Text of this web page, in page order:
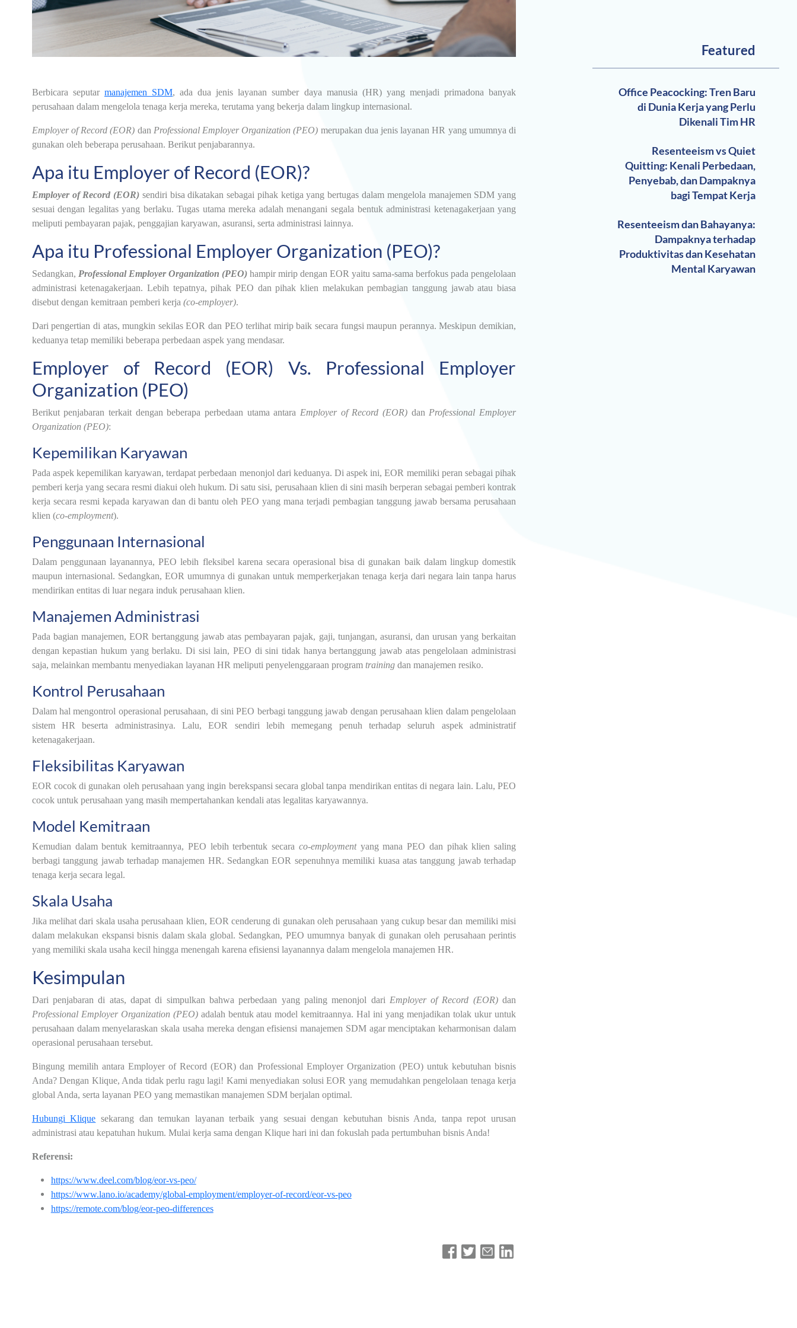
Berbicara seputar manajemen SDM, ada dua jenis layanan sumber daya manusia (HR) yang menjadi primadona banyak
perusahaan dalam mengelola tenaga kerja mereka, terutama yang bekerja dalam lingkup internasional.
Employer of Record (EOR) dan Professional Employer Organization (PEO) merupakan dua jenis layanan HR yang umumnya di
gunakan oleh beberapa perusahaan. Berikut penjabarannya.
Apa itu Employer of Record (EOR)?
Employer of Record (EOR) sendiri bisa dikatakan sebagai pihak ketiga yang bertugas dalam mengelola manajemen SDM yang
sesuai dengan legalitas yang berlaku. Tugas utama mereka adalah menangani segala bentuk administrasi ketenagakerjaan yang
meliputi pembayaran pajak, penggajian karyawan, asuransi, serta administrasi lainnya.
Apa itu Professional Employer Organization (PEO)?
Sedangkan, Professional Employer Organization (PEO) hampir mirip dengan EOR yaitu sama-sama berfokus pada pengelolaan
administrasi ketenagakerjaan. Lebih tepatnya, pihak PEO dan pihak klien melakukan pembagian tanggung jawab atau biasa
disebut dengan kemitraan pemberi kerja (co-employer).
Dari pengertian di atas, mungkin sekilas EOR dan PEO terlihat mirip baik secara fungsi maupun perannya. Meskipun demikian,
keduanya tetap memiliki beberapa perbedaan aspek yang mendasar.
Employer of Record (EOR) Vs. Professional Employer
Organization (PEO)
Berikut penjabaran terkait dengan beberapa perbedaan utama antara Employer of Record (EOR) dan Professional Employer
Organization (PEO):
Kepemilikan Karyawan
Pada aspek kepemilikan karyawan, terdapat perbedaan menonjol dari keduanya. Di aspek ini, EOR memiliki peran sebagai pihak
pemberi kerja yang secara resmi diakui oleh hukum. Di satu sisi, perusahaan klien di sini masih berperan sebagai pemberi kontrak
kerja secara resmi kepada karyawan dan di bantu oleh PEO yang mana terjadi pembagian tanggung jawab bersama perusahaan
klien (co-employment).
Penggunaan Internasional
Dalam penggunaan layanannya, PEO lebih fleksibel karena secara operasional bisa di gunakan baik dalam lingkup domestik
maupun internasional. Sedangkan, EOR umumnya di gunakan untuk memperkerjakan tenaga kerja dari negara lain tanpa harus
mendirikan entitas di luar negara induk perusahaan klien.
Manajemen Administrasi
Pada bagian manajemen, EOR bertanggung jawab atas pembayaran pajak, gaji, tunjangan, asuransi, dan urusan yang berkaitan
dengan kepastian hukum yang berlaku. Di sisi lain, PEO di sini tidak hanya bertanggung jawab atas pengelolaan administrasi
saja, melainkan membantu menyediakan layanan HR meliputi penyelenggaraan program trainingdan manajemen resiko.
Kontrol Perusahaan
Dalam hal mengontrol operasional perusahaan, di sini PEO berbagi tanggung jawab dengan perusahaan klien dalam pengelolaan
sistem HR beserta administrasinya. Lalu, EOR sendiri lebih memegang penuh terhadap seluruh aspek administratif
ketenagakerjaan.
Fleksibilitas Karyawan
EOR cocok di gunakan oleh perusahaan yang ingin berekspansi secara global tanpa mendirikan entitas di negara lain. Lalu, PEO
cocok untuk perusahaan yang masih mempertahankan kendali atas legalitas karyawannya.
Model Kemitraan
Kemudian dalam bentuk kemitraannya, PEO lebih terbentuk secara co-employmentyang mana PEO dan pihak klien saling
berbagi tanggung jawab terhadap manajemen HR. Sedangkan EOR sepenuhnya memiliki kuasa atas tanggung jawab terhadap
tenaga kerja secara legal.
Skala Usaha
Jika melihat dari skala usaha perusahaan klien, EOR cenderung di gunakan oleh perusahaan yang cukup besar dan memiliki misi
dalam melakukan ekspansi bisnis dalam skala global. Sedangkan, PEO umumnya banyak di gunakan oleh perusahaan perintis
yang memiliki skala usaha kecil hingga menengah karena efisiensi layanannya dalam mengelola manajemen HR.
Kesimpulan
Dari penjabaran di atas, dapat di simpulkan bahwa perbedaan yang paling menonjol dari Employer of Record (EOR)dan
Professional Employer Organization (PEO) adalah bentuk atau model kemitraannya. Hal ini yang menjadikan tolak ukur untuk
perusahaan dalam menyelaraskan skala usaha mereka dengan efisiensi manajemen SDM agar menciptakan keharmonisan dalam
operasional perusahaan tersebut.
Bingung memilih antara Employer of Record (EOR) dan Professional Employer Organization (PEO) untuk kebutuhan bisnis
Anda? Dengan Klique, Anda tidak perlu ragu lagi! Kami menyediakan solusi EOR yang memudahkan pengelolaan tenaga kerja
global Anda, serta layanan PEO yang memastikan manajemen SDM berjalan optimal.
Hubungi Klique sekarang dan temukan layanan terbaik yang sesuai dengan kebutuhan bisnis Anda, tanpa repot urusan
administrasi atau kepatuhan hukum. Mulai kerja sama dengan Klique hari ini dan fokuslah pada pertumbuhan bisnis Anda!
Referensi:
https://www.deel.com/blog/eor-vs-peo/
https://www.lano.io/academy/global-employment/employer-of-record/eor-vs-peo
https://remote.com/blog/eor-peo-differences
Featured
Office Peacocking: Tren Baru
di Dunia Kerja yang Perlu
Dikenali Tim HR
Resenteeism vs Quiet
Quitting: Kenali Perbedaan,
Penyebab, dan Dampaknya
bagi Tempat Kerja
Resenteeism dan Bahayanya:
Dampaknya terhadap
Produktivitas dan Kesehatan
Mental Karyawan